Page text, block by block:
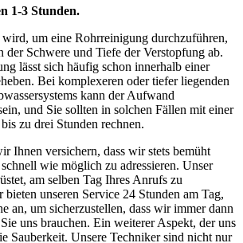
1-3 Stunden.
um eine Rohrreinigung durchzuführen,
der Schwere und Tiefe der Verstopfung ab.
lässt sich häufig schon innerhalb einer
Bei komplexeren oder tiefer liegenden
kann der Aufwand
und Sie sollten in solchen Fällen mit einer
zu drei Stunden rechnen.
Ihnen versichern, dass wir stets bemüht
wie möglich zu adressieren. Unser
am selben Tag Ihres Anrufs zu
unseren Service 24 Stunden am Tag,
an, um sicherzustellen, dass wir immer dann
uns brauchen. Ein weiterer Aspekt, der uns
Sauberkeit. Unsere Techniker sind nicht nur